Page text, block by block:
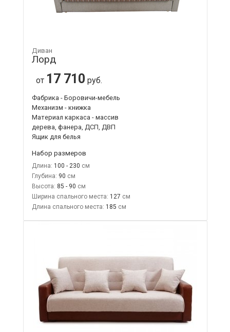
Диван
Лорд
от 17 710 руб.
Фабрика - Боровичи-мебель
Механизм - книжка
Материал каркаса - массив
дерева, фанера, ДСП, ДВП
Ящик для белья
Набор размеров
Длина: 100 - 230
Глубина: 90
Высота: 85 - 90
Ширина спального места: 127
Длина спального места: 185